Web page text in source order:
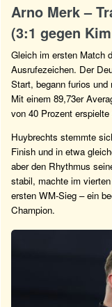
Arno Merk –
(3:1 gegen
Gleich im ersten Match
Ausrufezeichen. Der
Start, begann furios
Mit einem 89,73er
von 40 Prozent
Huybrechts stemmte
Finish und in etwa
aber den Rhythmus
stabil, machte im
ersten WM-Sieg – ein
Champion.